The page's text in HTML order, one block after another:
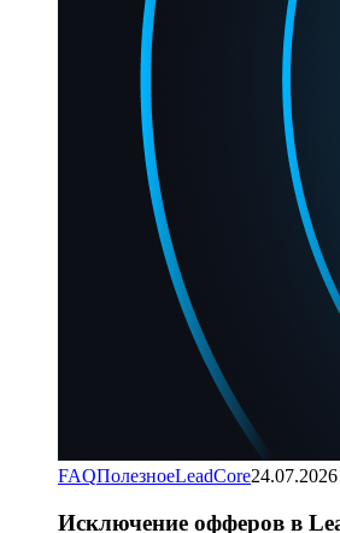
FAQПолезноеLeadCore24.07.2026
Исключение офферов в